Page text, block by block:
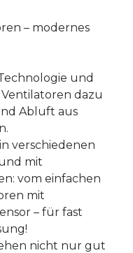
– modernes
und
dazu
Abluft aus
verschiedenen
mit
vom einfachen
mit
– für fast
nicht nur gut